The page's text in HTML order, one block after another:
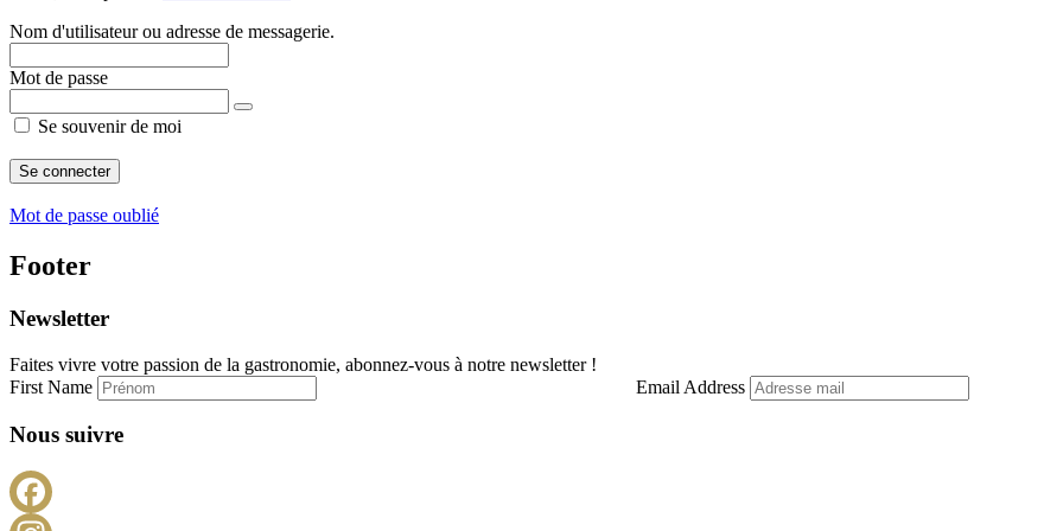
Nom d'utilisateur ou adresse de messagerie.
Mot de passe
Se souvenir de moi
Mot de passe oublié
Footer
Newsletter
Faites vivre votre passion de la gastronomie, abonnez-vous à notre newsletter !
First Name
Email Address
Nous suivre